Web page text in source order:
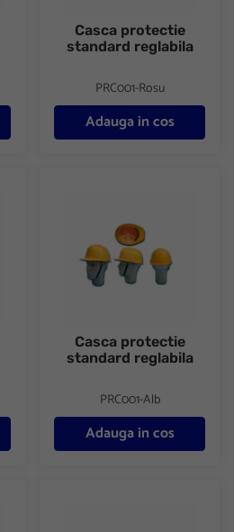
Casca protectie
standard reglabila
PRC001-Rosu
Adauga in cos
Casca protectie
standard reglabila
PRC001-Alb
Adauga in cos